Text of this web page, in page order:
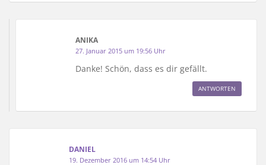
ANIKA
27. Januar 2015 um 19:56 Uhr
Danke! Schön, dass es dir gefällt.
ANTWORTEN
DANIEL
19. Dezember 2016 um 14:54 Uhr